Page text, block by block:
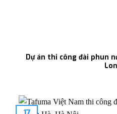
Dự án thi công đài phun